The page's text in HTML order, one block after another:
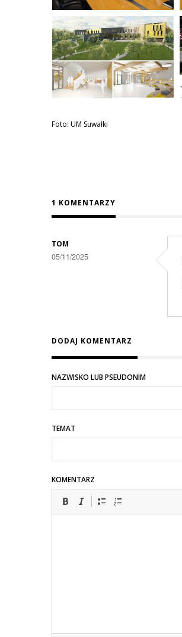
Foto: UM Suwałki
1 KOMENTARZY
TOM
05/11/2025
DODAJ KOMENTARZ
NAZWISKO LUB PSEUDONIM
TEMAT
KOMENTARZ